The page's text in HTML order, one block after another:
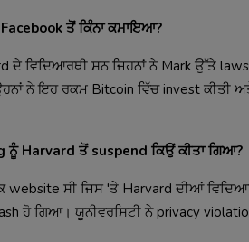
ਤੋਂ ਕਿੰਨਾ ਕਮਾਇਆ?
ਦੇ ਵਿਦਿਆਰਥੀ ਸਨ ਜਿਹਨਾਂ ਨੇ Mark ਉੱਤੇ
ਨੇ ਇਹ ਰਕਮ Bitcoin ਵਿੱਚ invest
ਨੂੰ Harvard ਤੋਂ suspend ਕਿਉਂ ਕੀਤਾ ਗਿਆ?
website ਸੀ ਜਿਸ 'ਤੇ Harvard ਦੀਆਂ
ਹੋ ਗਿਆ। ਯੂਨੀਵਰਸਿਟੀ ਨੇ privacy